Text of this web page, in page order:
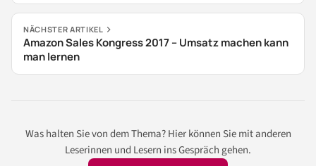
NÄCHSTER ARTIKEL
Amazon Sales Kongress 2017 – Umsatz machen kann
man lernen
Was halten Sie von dem Thema? Hier können Sie mit anderen
Leserinnen und Lesern ins Gespräch gehen.